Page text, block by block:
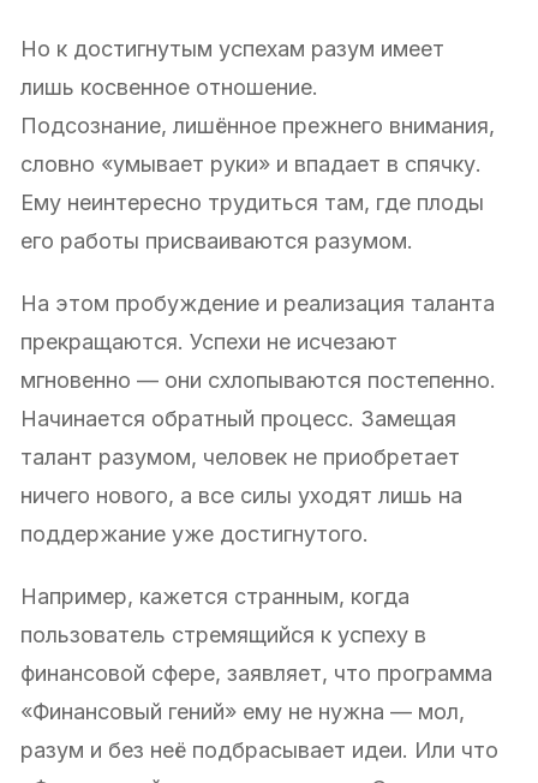
Но к достигнутым успехам разум имеет
лишь косвенное отношение.
Подсознание, лишённое прежнего внимания,
словно «умывает руки» и впадает в спячку.
Ему неинтересно трудиться там, где плоды
его работы присваиваются разумом.
На этом пробуждение и реализация таланта
прекращаются. Успехи не исчезают
мгновенно — они схлопываются постепенно.
Начинается обратный процесс. Замещая
талант разумом, человек не приобретает
ничего нового, а все силы уходят лишь на
поддержание уже достигнутого.
Например, кажется странным, когда
пользователь стремящийся к успеху в
финансовой сфере, заявляет, что программа
«Финансовый гений» ему не нужна — мол,
разум и без неё подбрасывает идеи. Или что